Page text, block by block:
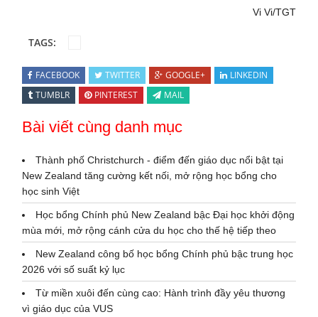
Vi Vi/TGT
TAGS:
FACEBOOK TWITTER GOOGLE+
LINKEDIN
TUMBLR
PINTEREST MAIL
Bài viết cùng danh mục
Thành phố Christchurch - điểm đến giáo dục nổi bật tại
New Zealand tăng cường kết nối, mở rộng học bổng cho
học sinh Việt
Học bổng Chính phủ New Zealand bậc Đại học khởi động
mùa mới, mở rộng cánh cửa du học cho thế hệ tiếp theo
New Zealand công bố học bổng Chính phủ bậc trung học
2026 với số suất kỷ lục
Từ miền xuôi đến cùng cao: Hành trình đầy yêu thương
vì giáo dục của VUS